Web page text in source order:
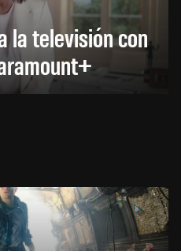
la televisión con